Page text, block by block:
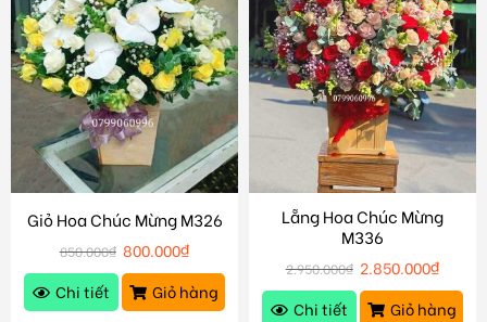
Giỏ Hoa Chúc Mừng M326
850.000₫ 800.000₫
Chi tiết
Giỏ hàng
Lẵng Hoa Chúc Mừng
M336
2.950.000₫ 2.850.000₫
Chi tiết
Giỏ hàng